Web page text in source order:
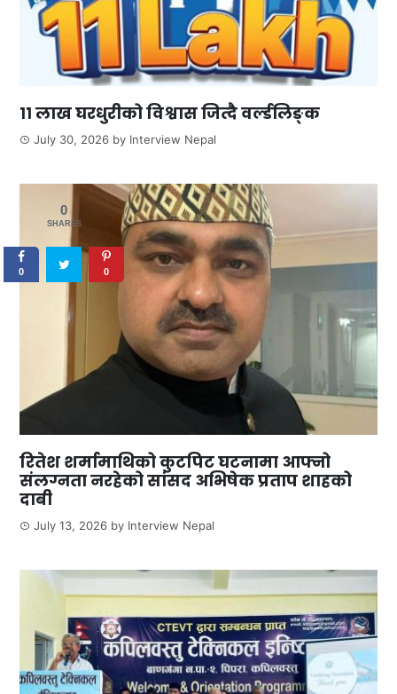
११ लाख घरधुरीको विश्वास जित्दै वर्ल्डलिङ्क
July 30, 2026 by Interview Nepal
रितेश शर्मामाथिको कुटपिट घटनामा आफ्नो
संलग्नता नरहेको सांसद अभिषेक प्रताप शाहको
दाबी
July 13, 2026 by Interview Nepal
0
SHARES
0 0